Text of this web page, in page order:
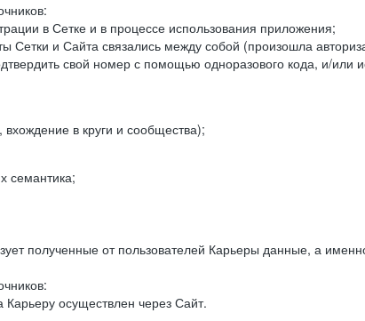
в Сетке и в процессе использования приложения;
Сетки и Сайта связались между собой (произошла
свой номер с помощью одноразового кода, и/или
в круги и сообщества);
семантика;
полученные от пользователей Карьеры данные, а
осуществлен через Сайт.